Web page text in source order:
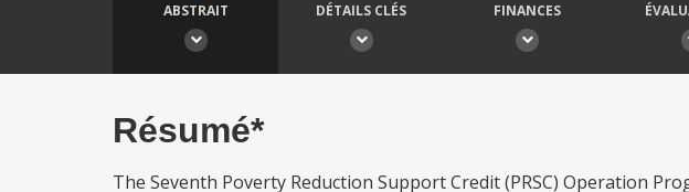
ABSTRAIT DÉTAILS CLÉS FINANCES
Résumé*
The Seventh Poverty Reduction Support Credit (PRSC) Operation